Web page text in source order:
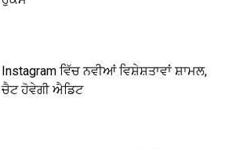
Instagram ਵਿੱਚ ਨਵੀਆਂ ਵਿਸ਼ੇਸ਼ਤਾਵਾਂ ਸ਼ਾਮਲ,
ਚੈਟ ਹੋਵੇਗੀ ਐਡਿਟ